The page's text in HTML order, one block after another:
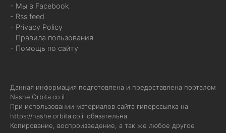
- Мы в Facebook
- Rss feed
- Privacy Policy
- Правила пользования
- Помощь по сайту
Данная информация подготовлена и предоставлена порталом
Nashe.Orbita.co.il
При использовании материалов сайта гиперссылка на
https://nashe.orbita.co.il обязательна.
Копирование, воспроизведение, а так же любое другое